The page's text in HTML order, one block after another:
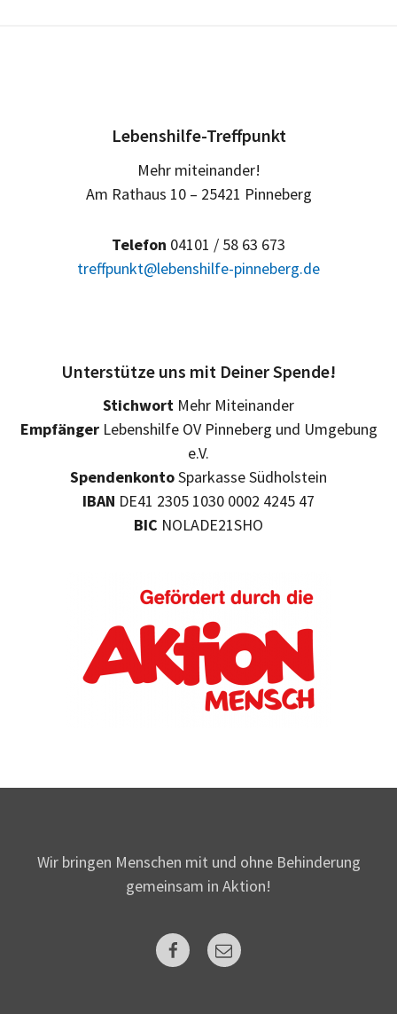
Lebenshilfe-Treffpunkt
Mehr miteinander!
Am Rathaus 10 – 25421 Pinneberg
Telefon 04101 / 58 63 673
treffpunkt@lebenshilfe-pinneberg.de
Unterstütze uns mit Deiner Spende!
Stichwort Mehr Miteinander
EmpfängerLebenshilfe OV Pinneberg und Umgebung
e.V.
SpendenkontoSparkasse Südholstein
IBAN DE41 2305 1030 0002 4245 47
BIC NOLADE21SHO
Wir bringen Menschen mit und ohne Behinderung
gemeinsam in Aktion!
FacebookMail